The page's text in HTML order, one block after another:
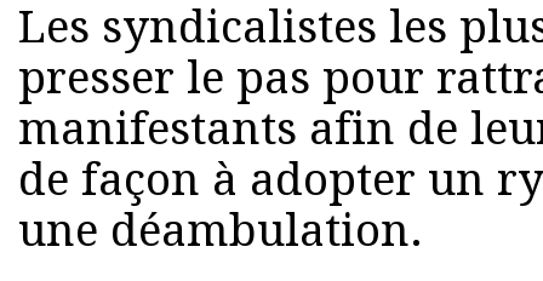
Les syndicalistes les
presser le pas pour
manifestants afin de
de façon à adopter un
une déambulation.